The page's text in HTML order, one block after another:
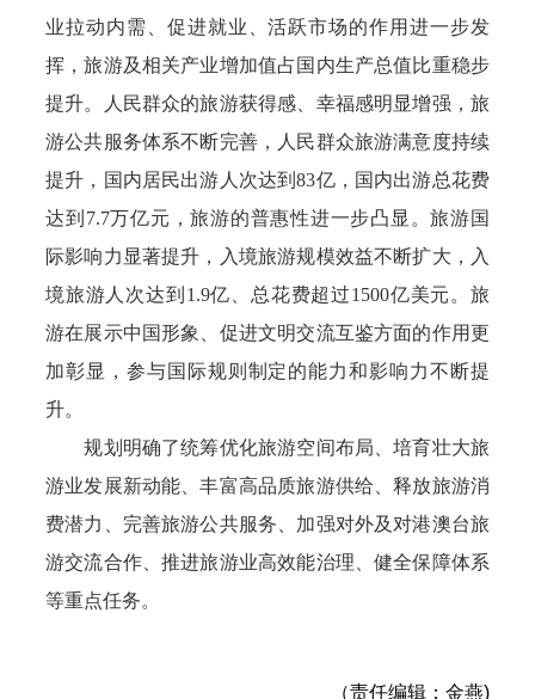
业拉动内需、促进就业、活跃市场的作用进一步发
挥，旅游及相关产业增加值占国内生产总值比重稳步
提升。人民群众的旅游获得感、幸福感明显增强，旅
游公共服务体系不断完善，人民群众旅游满意度持续
提升，国内居民出游人次达到83亿，国内出游总花费
达到7.7万亿元，旅游的普惠性进一步凸显。旅游国
际影响力显著提升，入境旅游规模效益不断扩大，入
境旅游人次达到1.9亿、总花费超过1500亿美元。旅
游在展示中国形象、促进文明交流互鉴方面的作用更
加彰显，参与国际规则制定的能力和影响力不断提
升。
规划明确了统筹优化旅游空间布局、培育壮大旅
游业发展新动能、丰富高品质旅游供给、释放旅游消
费潜力、完善旅游公共服务、加强对外及对港澳台旅
游交流合作、推进旅游业高效能治理、健全保障体系
等重点任务。
（责任编辑：金燕)